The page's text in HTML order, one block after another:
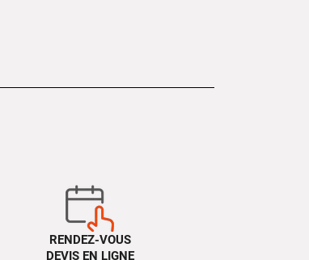
RENDEZ-VOUS
DEVIS EN LIGNE